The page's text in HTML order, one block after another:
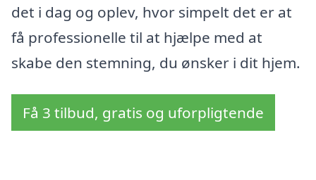
det i dag og oplev, hvor simpelt det er at
få professionelle til at hjælpe med at
skabe den stemning, du ønsker i dit hjem.
Få 3 tilbud, gratis og uforpligtende